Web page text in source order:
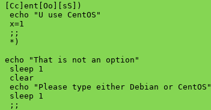
[Cc]ent[Oo][sS])
echo "U use CentOS"
x=1
;;
*)
echo "That is not an option"
sleep 1
clear
echo "Please type either Debian or CentOS"
sleep 1
;;